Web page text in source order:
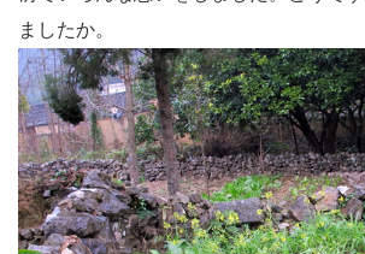
ましたか。